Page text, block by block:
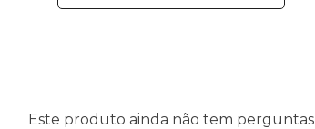
Este produto ainda não tem perguntas